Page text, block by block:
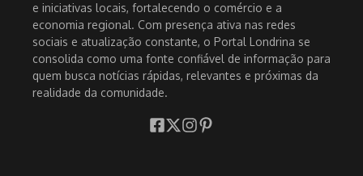
e iniciativas locais, fortalecendo o comércio e a
economia regional. Com presença ativa nas redes
sociais e atualização constante, o Portal Londrina se
consolida como uma fonte confiável de informação para
quem busca notícias rápidas, relevantes e próximas da
realidade da comunidade.